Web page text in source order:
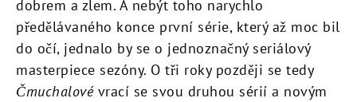
dobrem a zlem. A nebýt toho narychlo
předělávaného konce první série, který až moc bil
do očí, jednalo by se o jednoznačný seriálový
masterpiece sezóny. O tři roky později se tedy
Čmuchalovévrací se svou druhou sérií a novým